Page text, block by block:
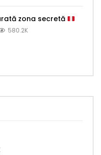
zona secretă
580.2K